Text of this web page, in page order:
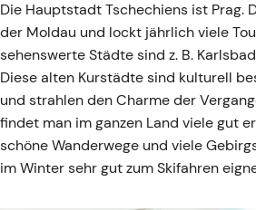
Die Hauptstadt Tschechiens ist Prag.
der Moldau und lockt jährlich viele
sehenswerte Städte sind z. B.
Diese alten Kurstädte sind kulturell
und strahlen den Charme der
findet man im ganzen Land viele gut
schöne Wanderwege und viele
im Winter sehr gut zum Skifahren